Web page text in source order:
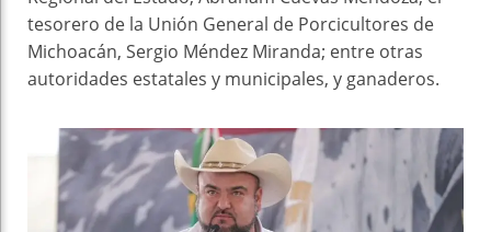
tesorero de la Unión General de Porcicultores de
Michoacán, Sergio Méndez Miranda; entre otras
autoridades estatales y municipales, y ganaderos.